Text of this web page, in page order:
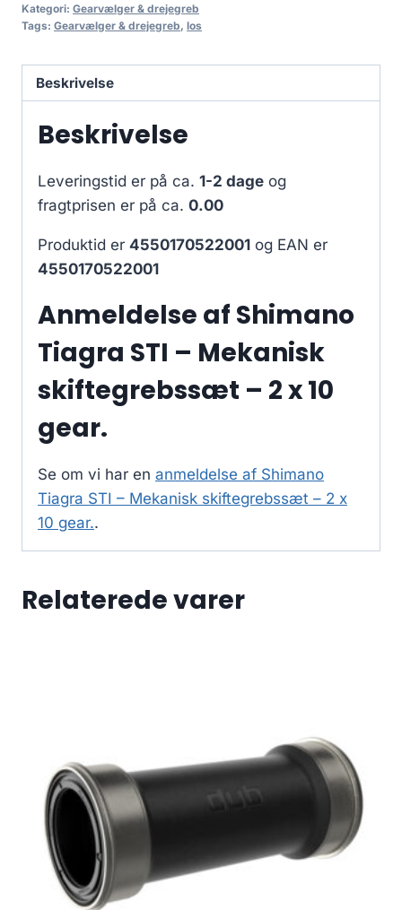
Kategori: Gearvælger & drejegreb
Tags: Gearvælger & drejegreb, los
Beskrivelse
Beskrivelse
Leveringstid er på ca. 1-2 dage og
fragtprisen er på ca. 0.00
Produktid er 4550170522001 og EAN er
4550170522001
Anmeldelse af Shimano
Tiagra STI – Mekanisk
skiftegrebssæt – 2 x 10
gear.
Se om vi har en anmeldelse af Shimano
Tiagra STI – Mekanisk skiftegrebssæt – 2 x
10 gear..
Relaterede varer